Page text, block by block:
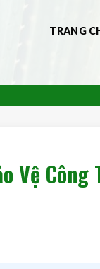
TRANG
Vệ Công